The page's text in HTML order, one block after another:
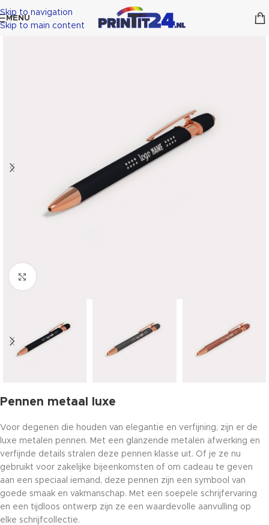
Skip to navigation
Skip to main content
MENU
Pennen metaal luxe
Voor degenen die houden van elegantie en verfijning, zijn er de
luxe metalen pennen. Met een glanzende metalen afwerking en
verfijnde details stralen deze pennen klasse uit. Of je ze nu
gebruikt voor zakelijke bijeenkomsten of om cadeau te geven
aan een speciaal iemand, deze pennen zijn een symbool van
goede smaak en vakmanschap. Met een soepele schrijfervaring
en een tijdloos ontwerp zijn ze een waardevolle aanvulling op
elke schrijfcollectie.